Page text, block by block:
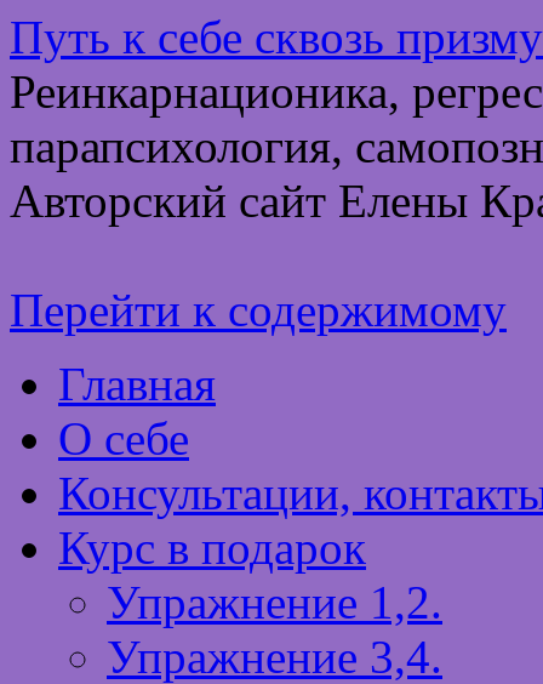
Путь к себе сквозь
Реинкарнационика,
парапсихология,
Авторский сайт Елены
Перейти к содержимому
Главная
О себе
Консультации,
Курс в подарок
Упражнение 1,2.
Упражнение 3,4.